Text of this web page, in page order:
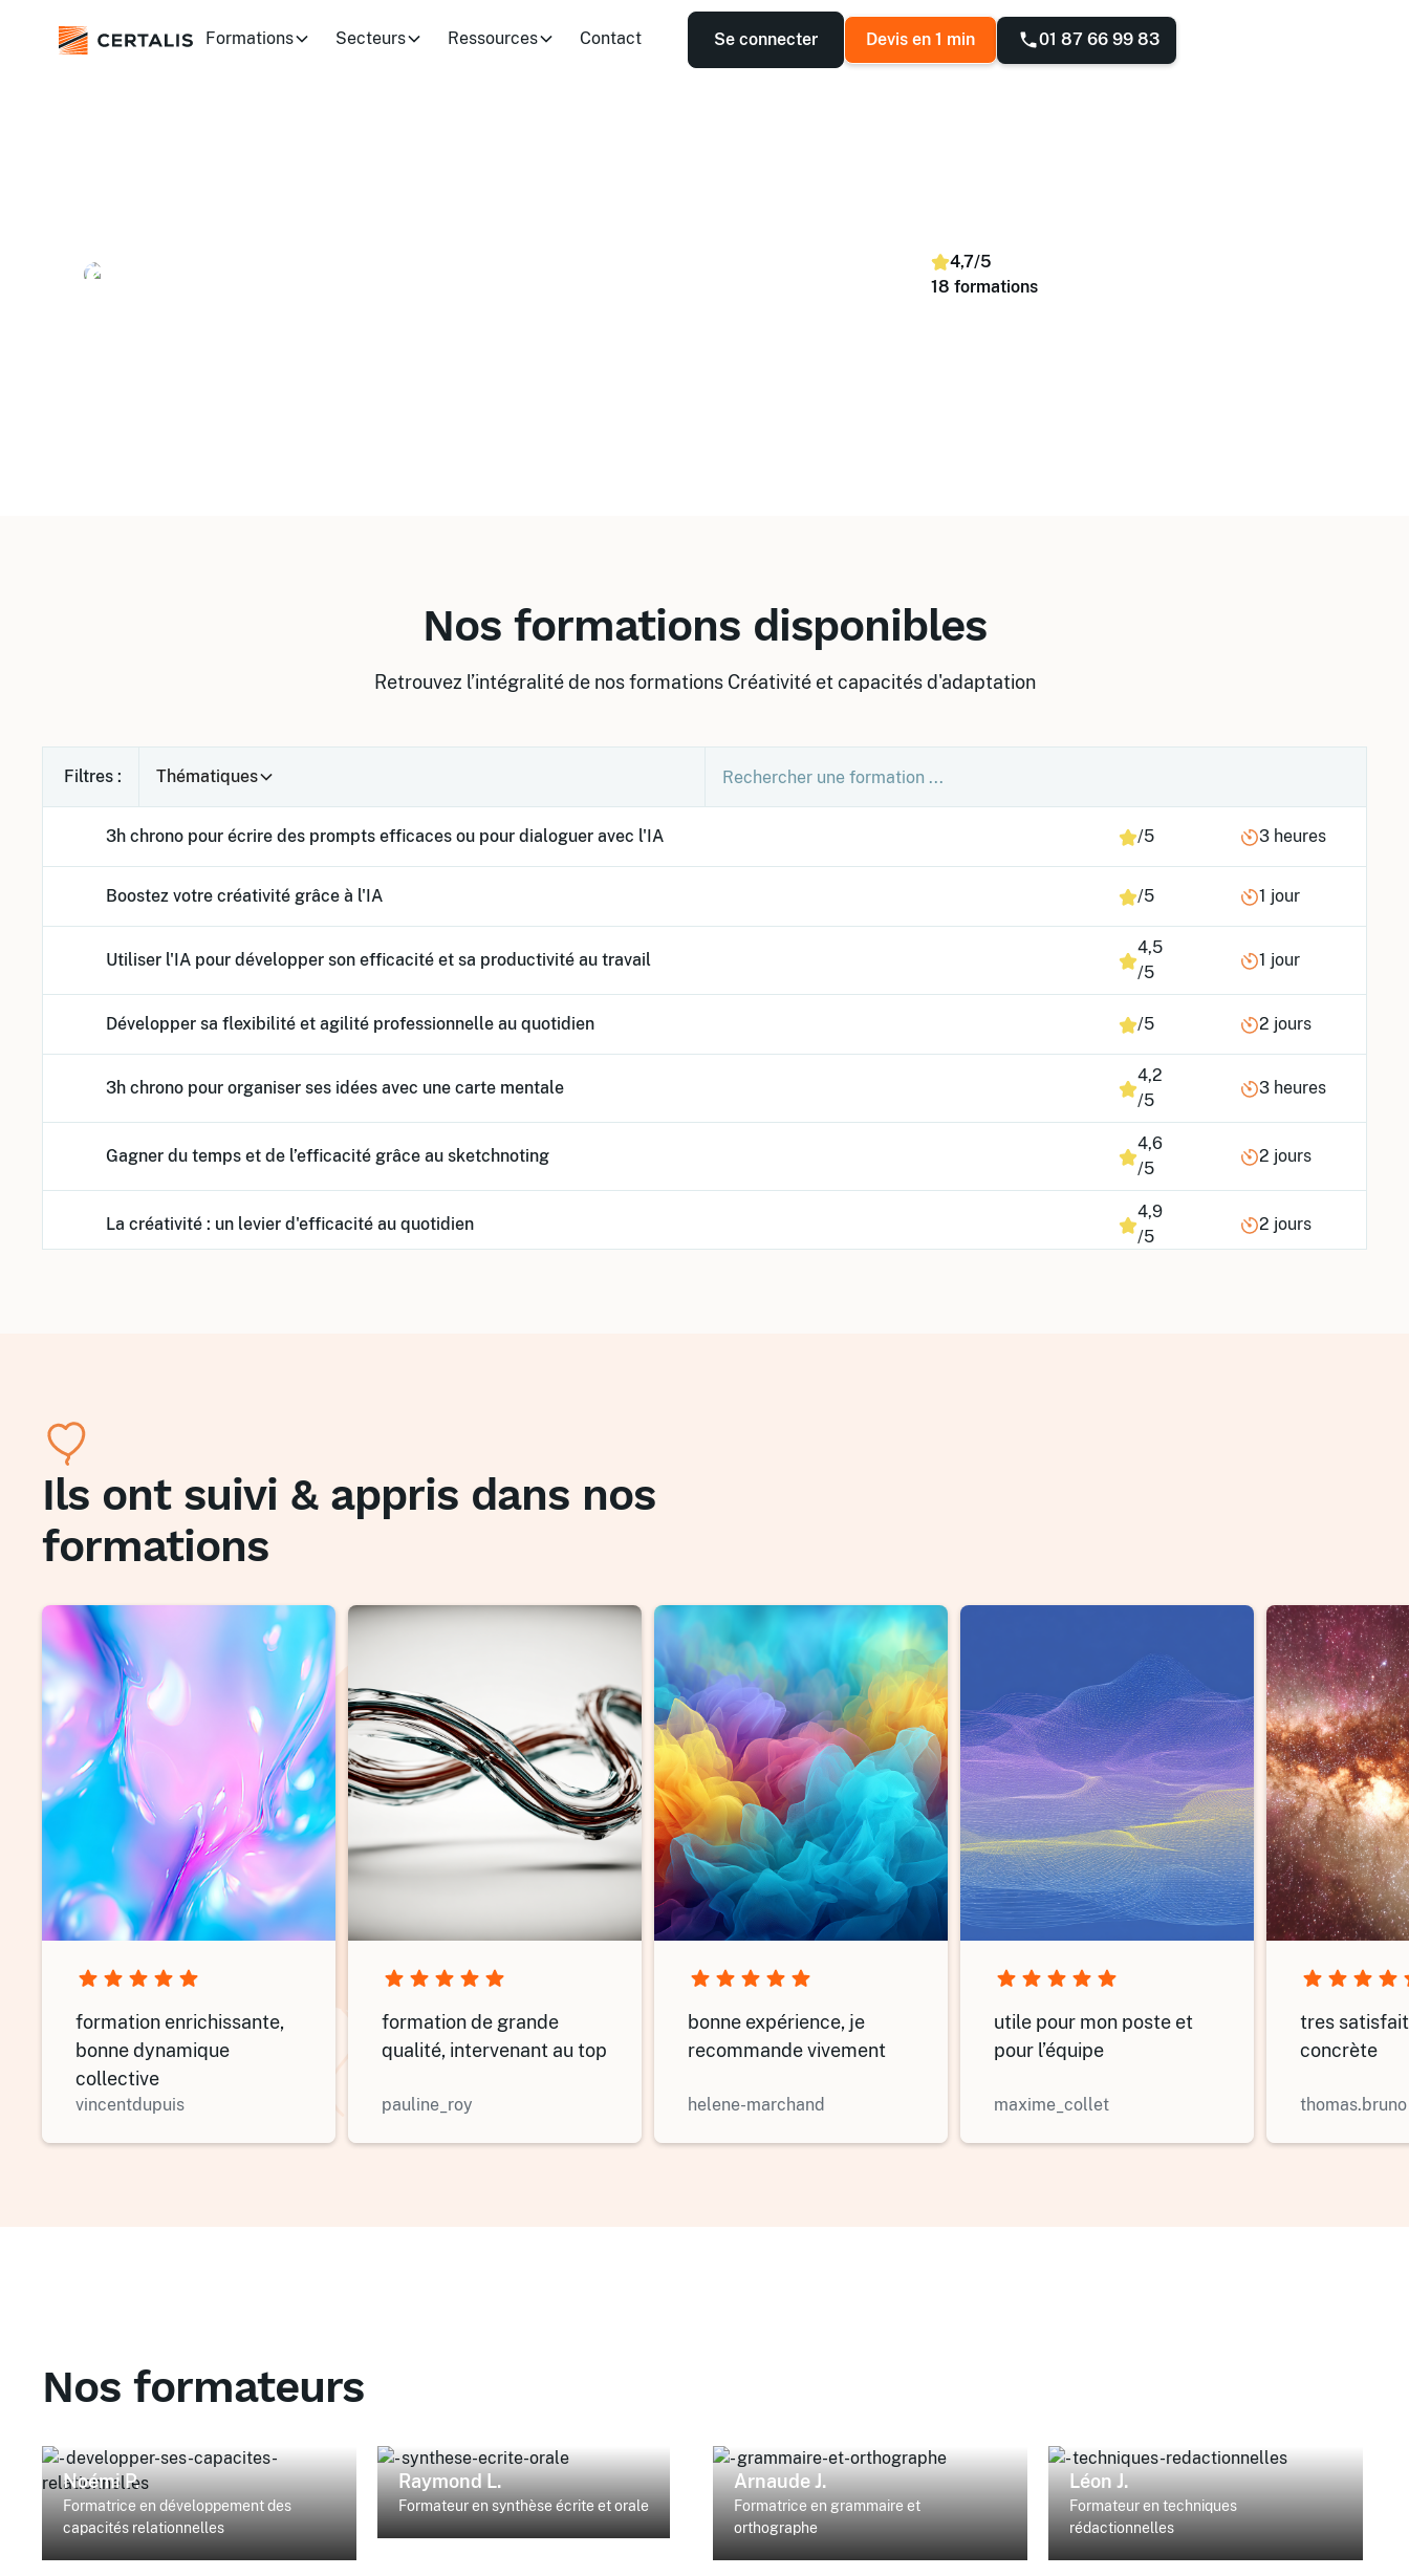
Formations Secteurs Ressources Contact Se connecter Devis en 1 min 01 87 66 99 83
d'adaptation
4,7/5
18 formations
Nos formations disponibles
Retrouvez l’intégralité de nos formations Créativité et capacités d'adaptation
Filtres : Thématiques
3h chrono pour écrire des prompts efficaces ou pour dialoguer avec l'IA /5 3 heures
Boostez votre créativité grâce à l'IA /5 1 jour
Utiliser l'IA pour développer son efficacité et sa productivité au travail
4,5
/5
1 jour
Développer sa flexibilité et agilité professionnelle au quotidien /5 2 jours
3h chrono pour organiser ses idées avec une carte mentale
4,2
/5
3 heures
Gagner du temps et de l’efficacité grâce au sketchnoting
4,6
/5
2 jours
La créativité : un levier d'efficacité au quotidien
4,9
/5
2 jours
Ils ont suivi & appris dans nos
formations
formation enrichissante,
bonne dynamique
collective
vincentdupuis
formation de grande
qualité, intervenant au top
pauline_roy
bonne expérience, je
recommande vivement
helene-marchand
utile pour mon poste et
pour l’équipe
maxime_collet
tres
concrète
thomas.bruno
Nos formateurs
Noémi P.
Formatrice en développement des
capacités relationnelles
Raymond L.
Formateur en synthèse écrite et orale
Arnaude J.
Formatrice en grammaire et
orthographe
Léon J.
Formateur en techniques
rédactionnelles